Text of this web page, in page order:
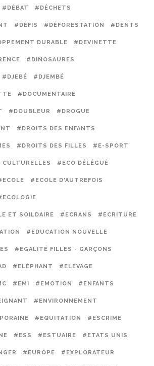
#DÉBAT #DÉCHETS
#DÉFIS #DÉFORESTATION #DENTS
DURABLE #DEVINETTE
#DINOSAURES
#DJEBÉ #DJEMBÉ
#DOCUMENTAIRE
#DOUBLEUR #DROGUE
#DROITS DES ENFANTS
#DROITS DES FILLES #E-SPORT
CULTURELLES #ECO DÉLÉGUÉ
#ECOLE D'AUTREFOIS
ET SOILDAIRE #ECRANS #ECRITURE
#EDUCATION NOUVELLE
#EGALITÉ FILLES - GARÇONS
#ELÉPHANT #ELEVAGE
#EMI #EMOTION #ENFANTS
#ENVIRONNEMENT
#EQUITATION #ESCRIME
#ESS #ESTUAIRE #ETATS UNIS
#EUROPE #EXPLORATEUR